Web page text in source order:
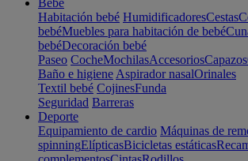
Bebé
Habitación bebé HumidificadoresCestas
bebéMuebles para habitación de bebé
bebéDecoración bebé
Paseo CocheMochilasAccesoriosCapazos
Baño e higiene Aspirador nasalOrinales
Textil bebé CojinesFunda
Seguridad Barreras
Deporte
Equipamiento de cardio Máquinas de
spinningElípticasBicicletas estáticas